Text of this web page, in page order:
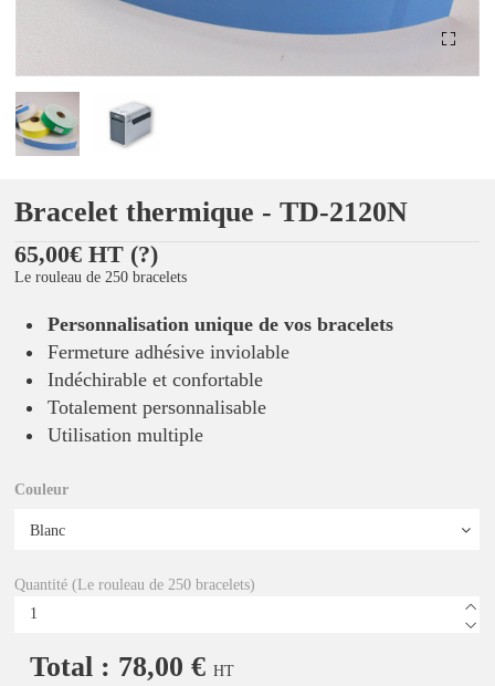
Bracelet thermique - TD-2120N
65,00€ HT (?)
Le rouleau de 250 bracelets
Personnalisation unique de vos bracelets
Fermeture adhésive inviolable
Indéchirable et confortable
Totalement personnalisable
Utilisation multiple
Couleur
Quantité (Le rouleau de 250 bracelets)
Total : 78,00 € HT